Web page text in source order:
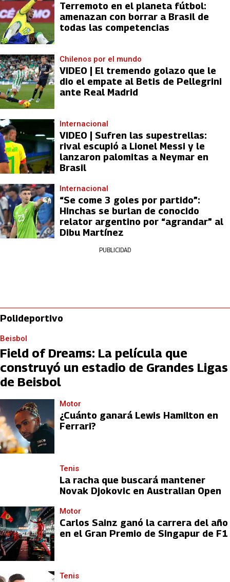
Terremoto en el planeta fútbol:
amenazan con borrar a Brasil de
todas las competencias
Chilenos por el mundo
VIDEO | El tremendo golazo que le
dio el empate al Betis de Pellegrini
ante Real Madrid
Internacional
VIDEO | Sufren las supestrellas:
rival escupió a Lionel Messi y le
lanzaron palomitas a Neymar en
Brasil
Internacional
“Se come 3 goles por partido”:
Hinchas se burlan de conocido
relator argentino por “agrandar” al
Dibu Martínez
PUBLICIDAD
Polideportivo
Beisbol
Field of Dreams: La película que
construyó un estadio de Grandes Ligas
de Beisbol
Motor
¿Cuánto ganará Lewis Hamilton en
Ferrari?
Tenis
La racha que buscará mantener
Novak Djokovic en Australian Open
Motor
Carlos Sainz ganó la carrera del año
en el Gran Premio de Singapur de F1
Tenis